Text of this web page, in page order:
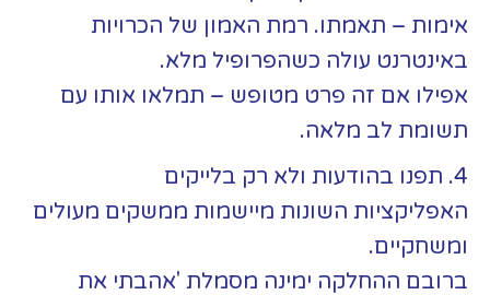
אימות – תאמתו. רמת האמון של הכרויות
באינטרנט עולה כשהפרופיל מלא.
אפילו אם זה פרט מטופש – תמלאו אותו עם
תשומת לב מלאה.
4. תפנו בהודעות ולא רק בלייקים
האפליקציות השונות מיישמות ממשקים מעולים
ומשחקיים.
ברובם ההחלקה ימינה מסמלת 'אהבתי את